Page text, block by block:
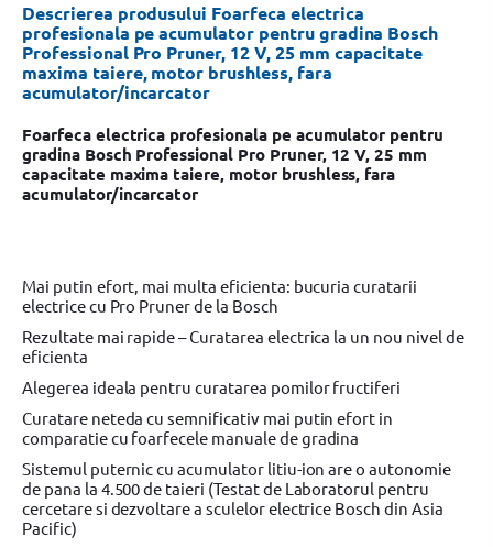
Descrierea produsului Foarfeca electrica
profesionala pe acumulator pentru gradina Bosch
Professional Pro Pruner, 12 V, 25 mm capacitate
maxima taiere, motor brushless, fara
acumulator/incarcator
Foarfeca electrica profesionala pe acumulator pentru
gradina Bosch Professional Pro Pruner, 12 V, 25 mm
capacitate maxima taiere, motor brushless, fara
acumulator/incarcator
Mai putin efort, mai multa eficienta: bucuria curatarii
electrice cu Pro Pruner de la Bosch
Rezultate mai rapide – Curatarea electrica la un nou nivel de
eficienta
Alegerea ideala pentru curatarea pomilor fructiferi
Curatare neteda cu semnificativ mai putin efort in
comparatie cu foarfecele manuale de gradina
Sistemul puternic cu acumulator litiu-ion are o autonomie
de pana la 4.500 de taieri (Testat de Laboratorul pentru
cercetare si dezvoltare a sculelor electrice Bosch din Asia
Pacific)